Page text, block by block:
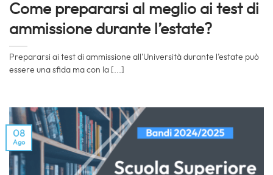
Come prepararsi al meglio ai test di
ammissione durante l’estate?
Prepararsi ai test di ammissione all’Università durante l’estate può
essere una sfida ma con la [...]
08
Ago